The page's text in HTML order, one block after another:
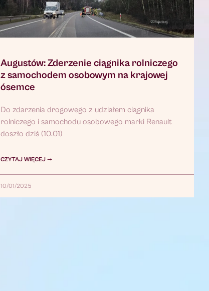
Augustów: Zderzenie ciągnika rolniczego
z samochodem osobowym na krajowej
ósemce
Do zdarzenia drogowego z udziałem ciągnika
rolniczego i samochodu osobowego marki Renault
doszło dziś (10.01)
CZYTAJ WIĘCEJ ➞
10/01/2025